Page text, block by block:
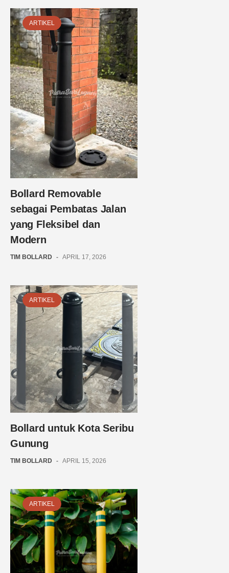
ARTIKEL
Bollard Removable
sebagai Pembatas Jalan
yang Fleksibel dan
Modern
TIM BOLLARD - APRIL 17, 2026
ARTIKEL
Bollard untuk Kota Seribu
Gunung
TIM BOLLARD - APRIL 15, 2026
ARTIKEL